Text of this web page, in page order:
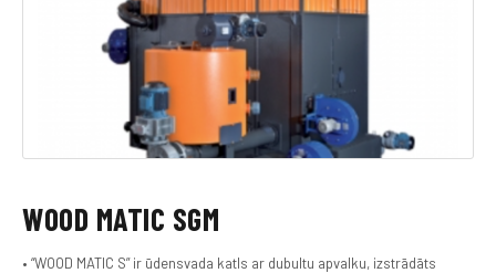
WOOD MATIC SGM
• “WOOD MATIC S” ir ūdensvada katls ar dubultu apvalku, izstrādāts